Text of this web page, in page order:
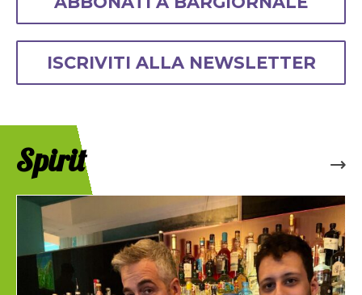
ISCRIVITI ALLA NEWSLETTER
Spirit